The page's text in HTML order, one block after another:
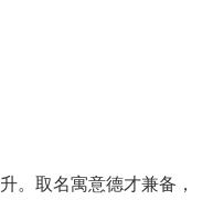
。取名寓意德才兼备，